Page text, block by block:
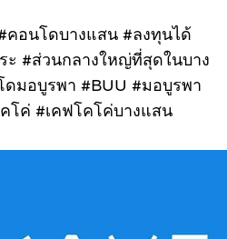
คอนโดบางแสน #ลงทุนได้
ะ #ส่วนกลางใหญ่ที่สุดในบาง
มอบูรพา #BUU #มอบูรพา
โค่ #เคฟโคโค่บางแสน